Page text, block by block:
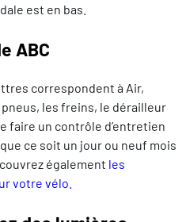
est en bas.
ABC
correspondent à Air,
les freins, le dérailleur
faire un contrôle d’entretien
ce soit un jour ou neuf mois
également les
votre vélo.